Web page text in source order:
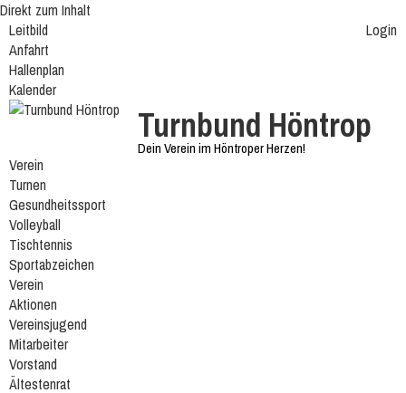
Direkt zum Inhalt
Login
Leitbild
Anfahrt
Hallenplan
Kalender
Turnbund Höntrop
Dein Verein im Höntroper Herzen!
Verein
Turnen
Gesundheitssport
Volleyball
Tischtennis
Sportabzeichen
Verein
Aktionen
Vereinsjugend
Mitarbeiter
Vorstand
Ältestenrat